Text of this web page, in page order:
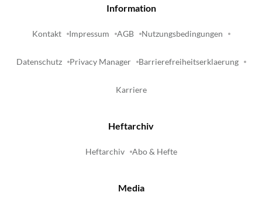
Information
Kontakt Impressum AGB Nutzungsbedingungen
Datenschutz Privacy Manager Barrierefreiheitserklaerung
Karriere
Heftarchiv
Heftarchiv Abo & Hefte
Media